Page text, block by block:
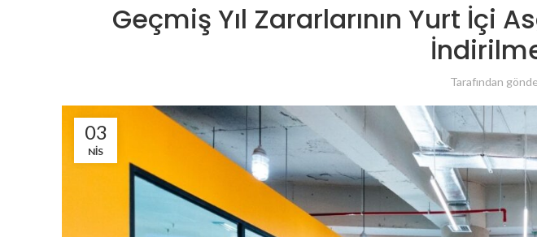
Geçmiş Yıl Zararlarının Yurt İçi
Tarafından
03
NIS